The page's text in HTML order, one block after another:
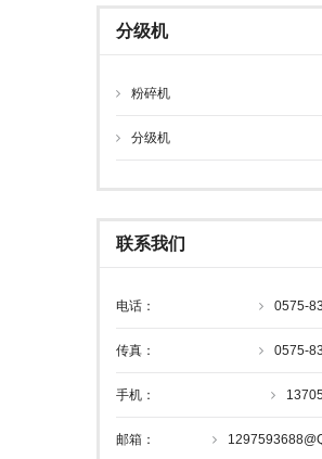
分级机
粉碎机
分级机
联系我们
电话： 0575-
传真： 0575-
手机：
邮箱：